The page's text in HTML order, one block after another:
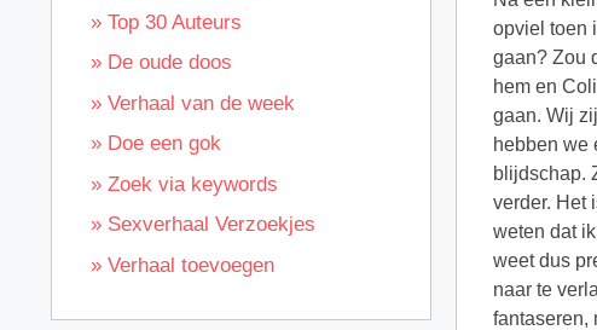
opviel toen
gaan? Zou
hem en
gaan. Wij
hebben we
blijdschap.
verder. Het
weten dat
weet dus
naar te
fantaseren,
» Top 30 Auteurs
» De oude doos
» Verhaal van de week
» Doe een gok
» Zoek via keywords
» Sexverhaal Verzoekjes
» Verhaal toevoegen